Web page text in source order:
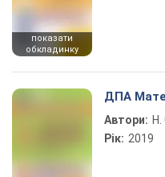
показати
обкладинку
ДПА
Автори:
Рік: 2019